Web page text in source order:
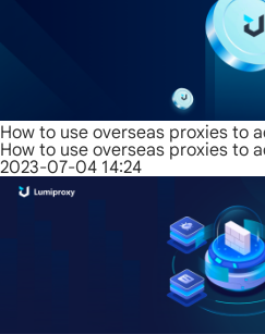
How to use overseas proxies to
How to use overseas proxies to
2023-07-04 14:24